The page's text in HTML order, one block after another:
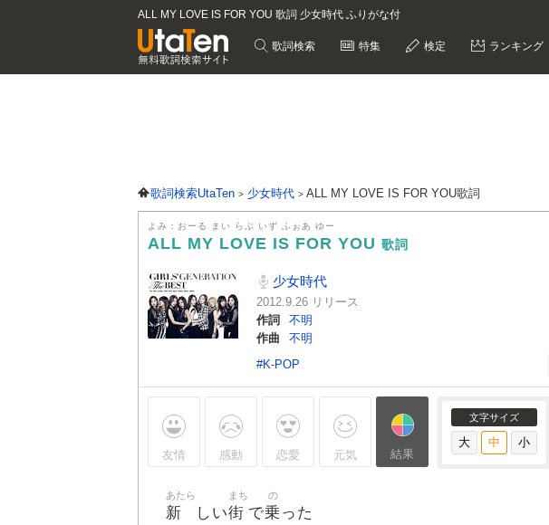
ALL MY LOVE IS FOR YOU 歌詞 少女時代 ふりがな付
歌詞検索 特集 検定 ランキング
歌詞検索UtaTen 少女時代 ALL MY LOVE IS FOR YOU歌詞
よみ：おーる まい らぶ いず ふぉあ ゆー
ALL MY LOVE IS FOR YOU 歌詞
少女時代
2012.9.26 リリース
作詞
不明
作曲
不明
#K-POP
友情 感動 恋愛 元気 結果
文字サイズ
新
あたら
しい街
まち
で乗
の
った